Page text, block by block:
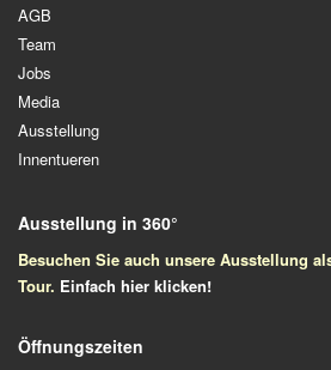
AGB
Team
Jobs
Media
Ausstellung
Innentueren
Ausstellung in 360°
Besuchen Sie auch unsere Ausstellung
Tour. Einfach hier klicken!
Öffnungszeiten